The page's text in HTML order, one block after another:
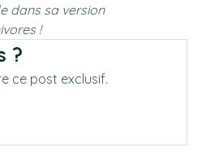
dans sa version
!
?
ce post exclusif.